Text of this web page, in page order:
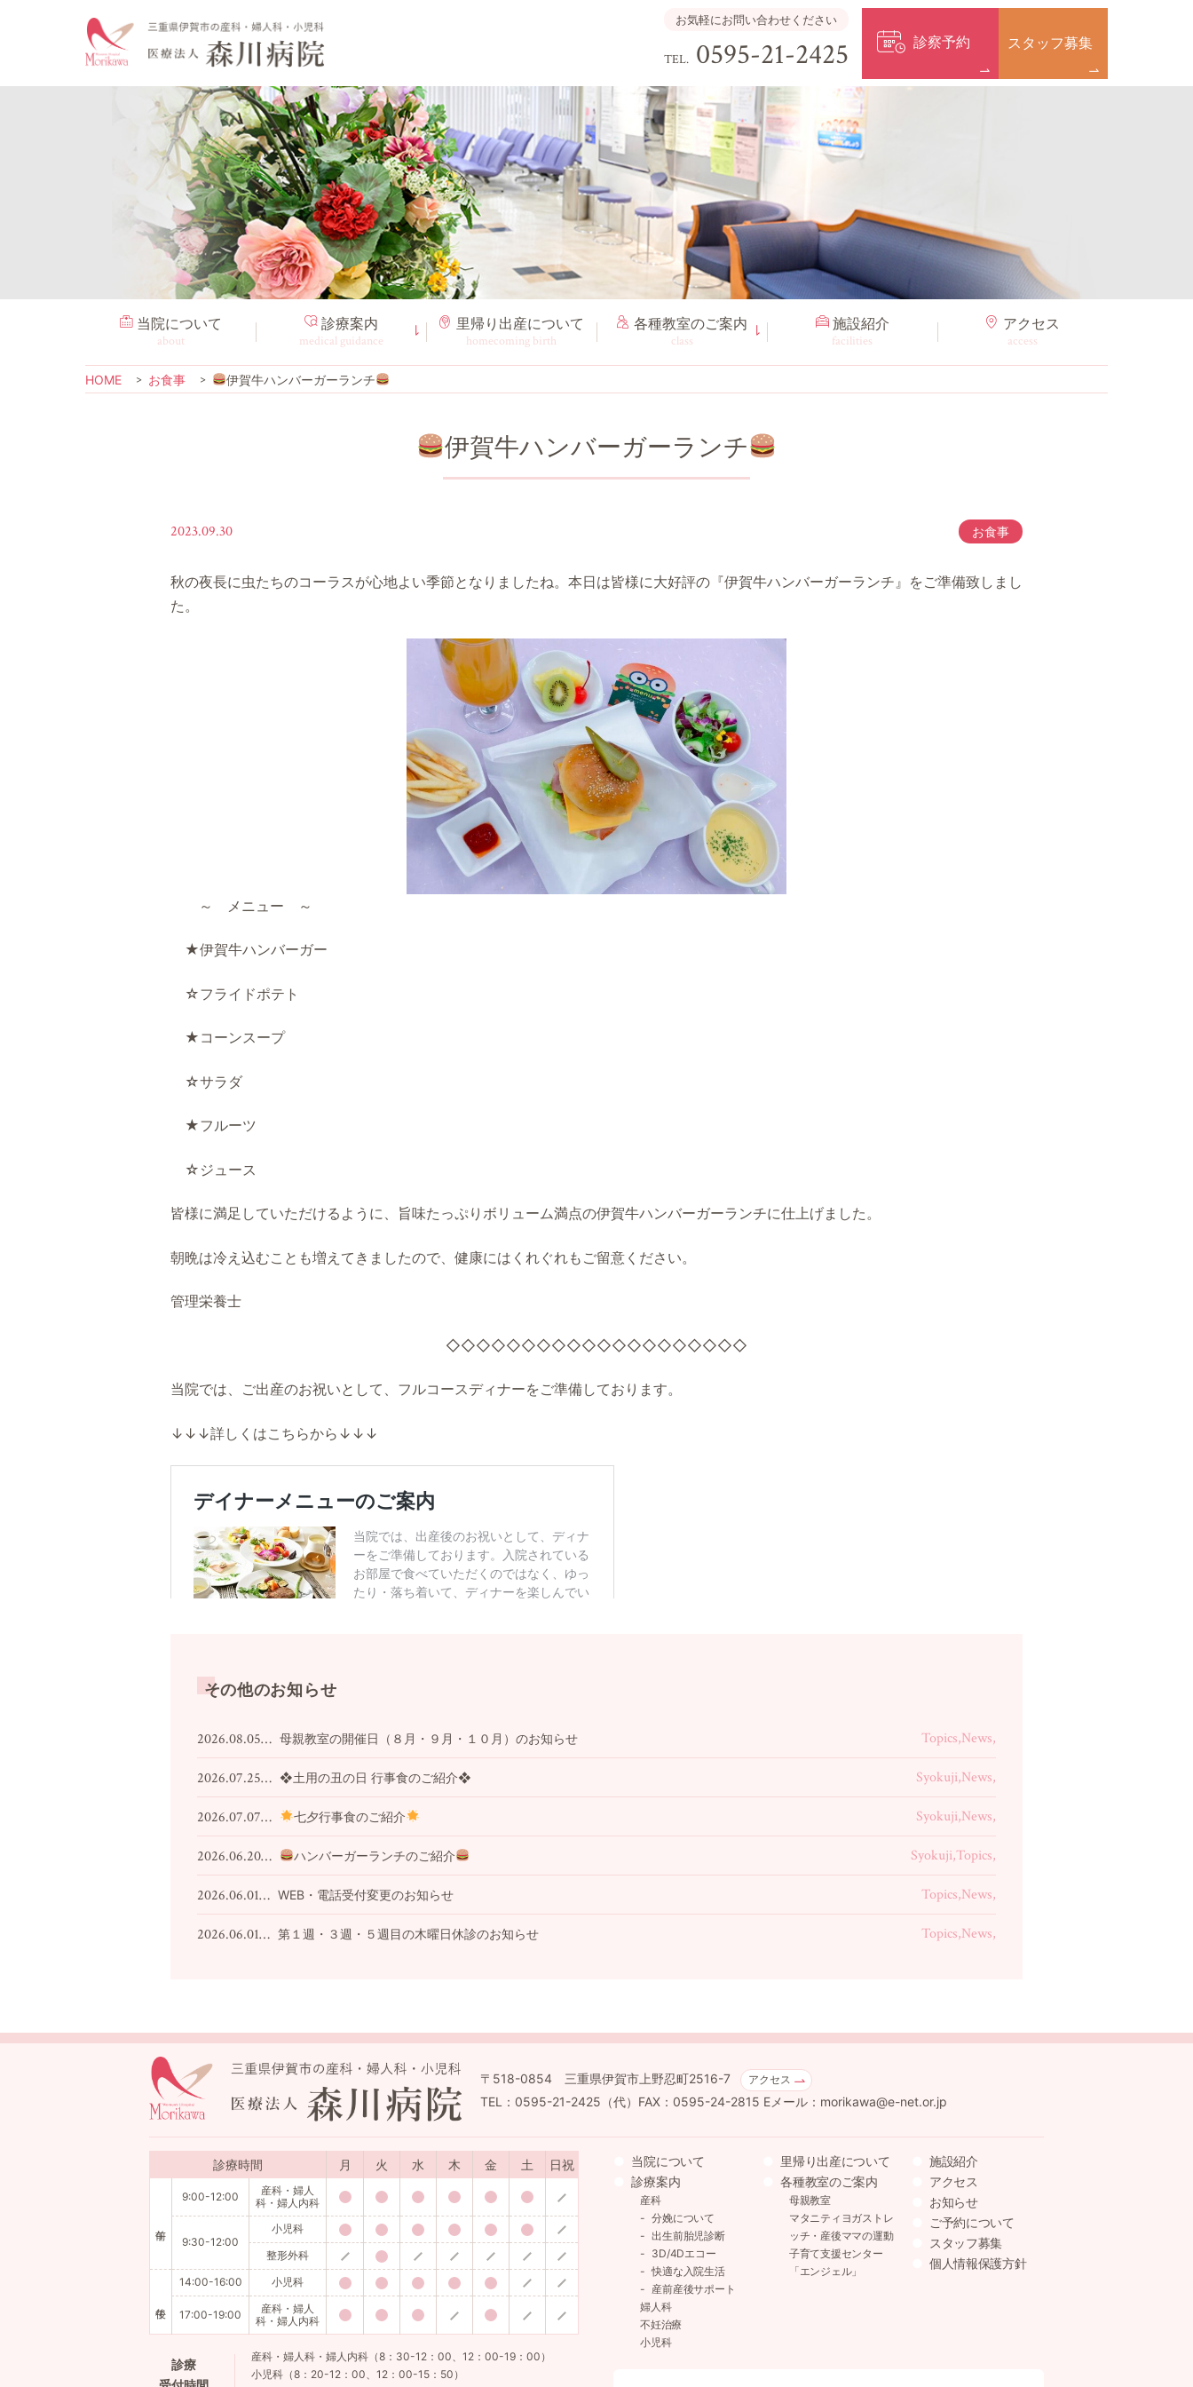
お気軽にお問い合わせください
TEL. 0595-21-2425 診察予約 スタッフ募集
当院について
about
診療案内
medical guidance
里帰り出産について
homecoming birth
各種教室のご案内
class
施設紹介
facilities
アクセス
access
HOME お食事 伊賀牛ハンバーガーランチ
伊賀牛ハンバーガーランチ
2023.09.30 お食事
秋の夜長に虫たちのコーラスが心地よい季節となりましたね。本日は皆様に大好評の『伊賀牛ハンバーガーランチ』をご準備致しまし
た。
～ メニュー ～
★伊賀牛ハンバーガー
☆フライドポテト
★コーンスープ
☆サラダ
★フルーツ
☆ジュース
皆様に満足していただけるように、旨味たっぷりボリューム満点の伊賀牛ハンバーガーランチに仕上げました。
朝晩は冷え込むことも増えてきましたので、健康にはくれぐれもご留意ください。
管理栄養士
◇◇◇◇◇◇◇◇◇◇◇◇◇◇◇◇◇◇◇◇
当院では、ご出産のお祝いとして、フルコースディナーをご準備しております。
↓↓↓詳しくはこちらから↓↓↓
その他のお知らせ
2026.08.05… Topics,News,
母親教室の開催日（８月・９月・１０月）のお知らせ
2026.07.25… Syokuji,News,
❖土用の丑の日 行事食のご紹介❖
2026.07.07… Syokuji,News,
七夕行事食のご紹介
2026.06.20… Syokuji,Topics,
ハンバーガーランチのご紹介
2026.06.01… Topics,News,
WEB・電話受付変更のお知らせ
2026.06.01… Topics,News,
第１週・３週・５週目の木曜日休診のお知らせ
〒518-0854 三重県伊賀市上野忍町2516-7 アクセス
TEL：0595-21-2425（代）FAX：0595-24-2815 Eメール：morikawa@e-net.or.jp
診療時間 月 火 水 木 金 土 日祝
9:00-12:00
産科・婦人
科・婦人内科
9:30-12:00
小児科
整形外科
14:00-16:00
小児科
17:00-19:00
産科・婦人
科・婦人内科
診療
産科・婦人科・婦人内科（8：30-12：00、12：00-19：00）
小児科（8：20-12：00、12：00-15：50）
当院について
診療案内
産科
分娩について
出生前胎児診断
3D/4Dエコー
快適な入院生活
産前産後サポート
婦人科
不妊治療
小児科
里帰り出産について
各種教室のご案内
母親教室
マタニティヨガストレ
ッチ・産後ママの運動
子育て支援センター
「エンジェル」
施設紹介
アクセス
お知らせ
ご予約について
スタッフ募集
個人情報保護方針